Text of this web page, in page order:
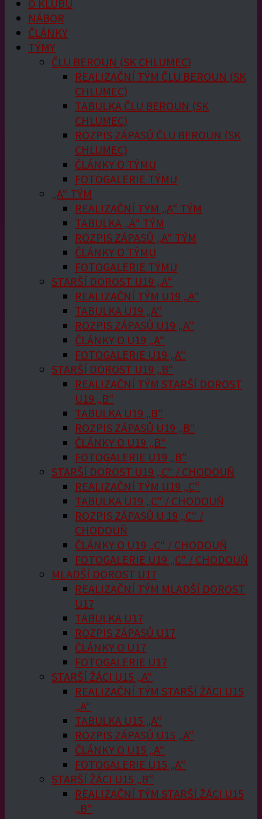
O KLUBU
NÁBOR
ČLÁNKY
TÝMY
ČLU BEROUN (SK CHLUMEC)
REALIZAČNÍ TÝM ČLU BEROUN (SK
CHLUMEC)
TABULKA ČLU BEROUN (SK
CHLUMEC)
ROZPIS ZÁPASŮ ČLU BEROUN (SK
CHLUMEC)
ČLÁNKY O TÝMU
FOTOGALERIE TÝMU
„A“ TÝM
REALIZAČNÍ TÝM „A“ TÝM
TABULKA „A“ TÝM
ROZPIS ZÁPASŮ „A“ TÝM
ČLÁNKY O TÝMU
FOTOGALERIE TÝMU
STARŠÍ DOROST U19 „A“
REALIZAČNÍ TÝM U19 „A“
TABULKA U19 „A“
ROZPIS ZÁPASŮ U19 „A“
ČLÁNKY O U19 „A“
FOTOGALERIE U19 „A“
STARŠÍ DOROST U19 „B“
REALIZAČNÍ TÝM STARŠÍ DOROST
U19 „B“
TABULKA U19 „B“
ROZPIS ZÁPASŮ U19 „B“
ČLÁNKY O U19 „B“
FOTOGALERIE U19 „B“
STARŠÍ DOROST U19 „C“ / CHODOUŇ
REALIZAČNÍ TÝM U19 „C“
TABULKA U19 „C“ / CHODOUŇ
ROZPIS ZÁPASŮ U 19 „C“ /
CHODOUŇ
ČLÁNKY O U19 „C“ / CHODOUŇ
FOTOGALERIE U19 „C“ / CHODOUŇ
MLADŠÍ DOROST U17
REALIZAČNÍ TÝM MLADŠÍ DOROST
U17
TABULKA U17
ROZPIS ZÁPASŮ U17
ČLÁNKY O U17
FOTOGALERIE U17
STARŠÍ ŽÁCI U15 „A“
REALIZAČNÍ TÝM STARŠÍ ŽÁCI U15
„A“
TABULKA U15 „A“
ROZPIS ZÁPASŮ U15 „A“
ČLÁNKY O U15 „A“
FOTOGALERIE U15 „A“
STARŠÍ ŽÁCI U15 „B“
REALIZAČNÍ TÝM STARŠÍ ŽÁCI U15
„B“